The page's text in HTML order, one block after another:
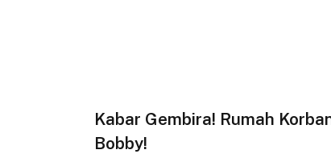
Kabar Gembira! Rumah
Bobby!